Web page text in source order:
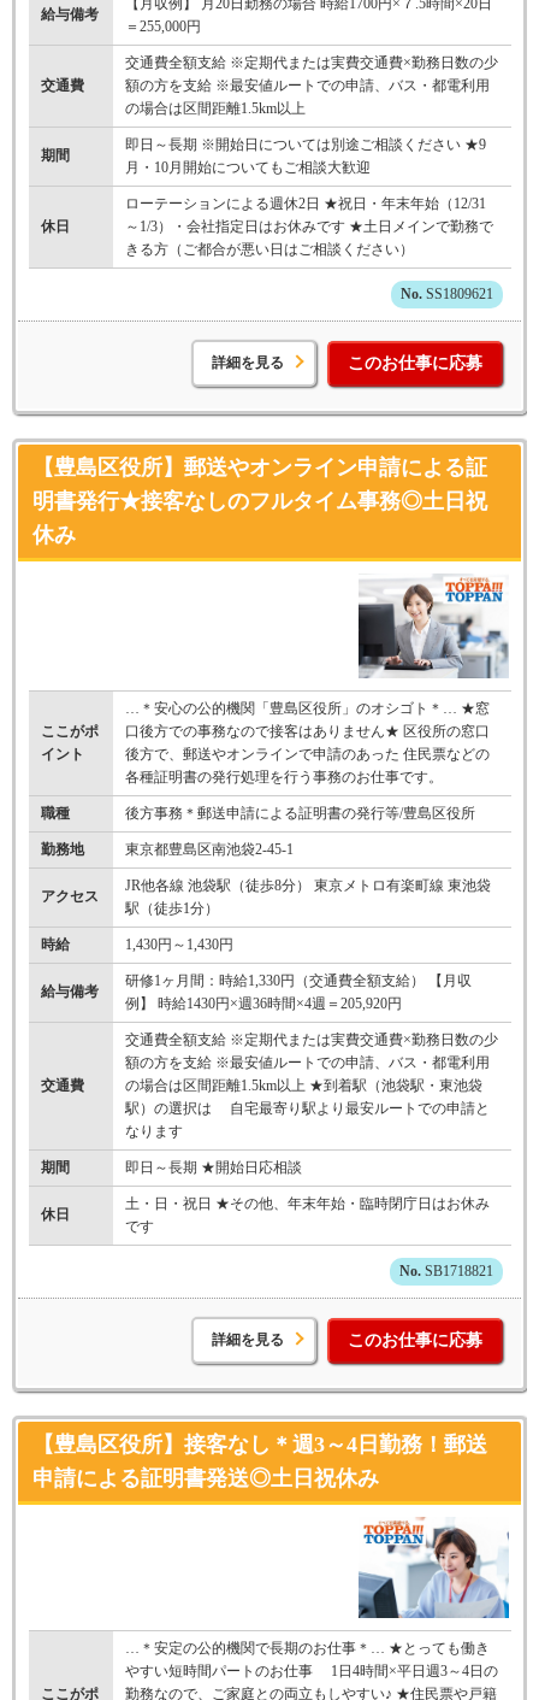
給与備考
【月収例】 月20日勤務の場合 時給1700円×７.5時間×20日
＝255,000円
交通費
交通費全額支給 ※定期代または実費交通費×勤務日数の少
額の方を支給 ※最安値ルートでの申請、バス・都電利用
の場合は区間距離1.5km以上
期間
即日～長期 ※開始日については別途ご相談ください ★9
月・10月開始についてもご相談大歓迎
休日
ローテーションによる週休2日 ★祝日・年末年始（12/31
～1/3）・会社指定日はお休みです ★土日メインで勤務で
きる方（ご都合が悪い日はご相談ください）
SS1809621
詳細を見る このお仕事に応募
【豊島区役所】郵送やオンライン申請による証
明書発行★接客なしのフルタイム事務◎土日祝
休み
ここがポ
イント
…＊安心の公的機関「豊島区役所」のオシゴト＊… ★窓
口後方での事務なので接客はありません★ 区役所の窓口
後方で、郵送やオンラインで申請のあった 住民票などの
各種証明書の発行処理を行う事務のお仕事です。
職種 後方事務＊郵送申請による証明書の発行等/豊島区役所
勤務地 東京都豊島区南池袋2-45-1
アクセス
JR他各線 池袋駅（徒歩8分） 東京メトロ有楽町線 東池袋
駅（徒歩1分）
時給 1,430円～1,430円
給与備考
研修1ヶ月間：時給1,330円（交通費全額支給） 【月収
例】 時給1430円×週36時間×4週＝205,920円
交通費
交通費全額支給 ※定期代または実費交通費×勤務日数の少
額の方を支給 ※最安値ルートでの申請、バス・都電利用
の場合は区間距離1.5km以上 ★到着駅（池袋駅・東池袋
駅）の選択は 自宅最寄り駅より最安ルートでの申請と
なります
期間 即日～長期 ★開始日応相談
休日
土・日・祝日 ★その他、年末年始・臨時閉庁日はお休み
です
SB1718821
詳細を見る このお仕事に応募
【豊島区役所】接客なし＊週3～4日勤務！郵送
申請による証明書発送◎土日祝休み
ここがポ
…＊安定の公的機関で長期のお仕事＊… ★とっても働き
やすい短時間パートのお仕事 1日4時間×平日週3～4日の
勤務なので、ご家庭との両立もしやすい♪ ★住民票や戸籍